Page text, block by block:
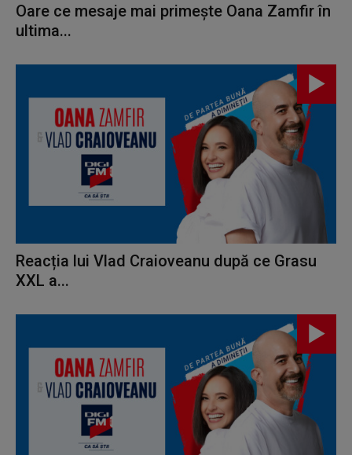
Oare ce mesaje mai primește Oana Zamfir în
ultima...
Reacția lui Vlad Craioveanu după ce Grasu
XXL a...